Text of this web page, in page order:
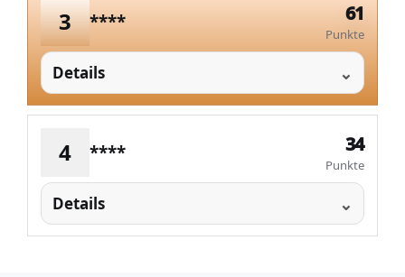
3 **** 61
Punkte
Details
4 **** 34
Punkte
Details